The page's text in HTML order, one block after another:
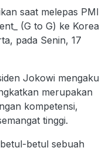
saat melepas PMI
(G to G) ke Korea
pada Senin, 17
Jokowi mengaku
merupakan
kompetensi,
tinggi.
betul sebuah